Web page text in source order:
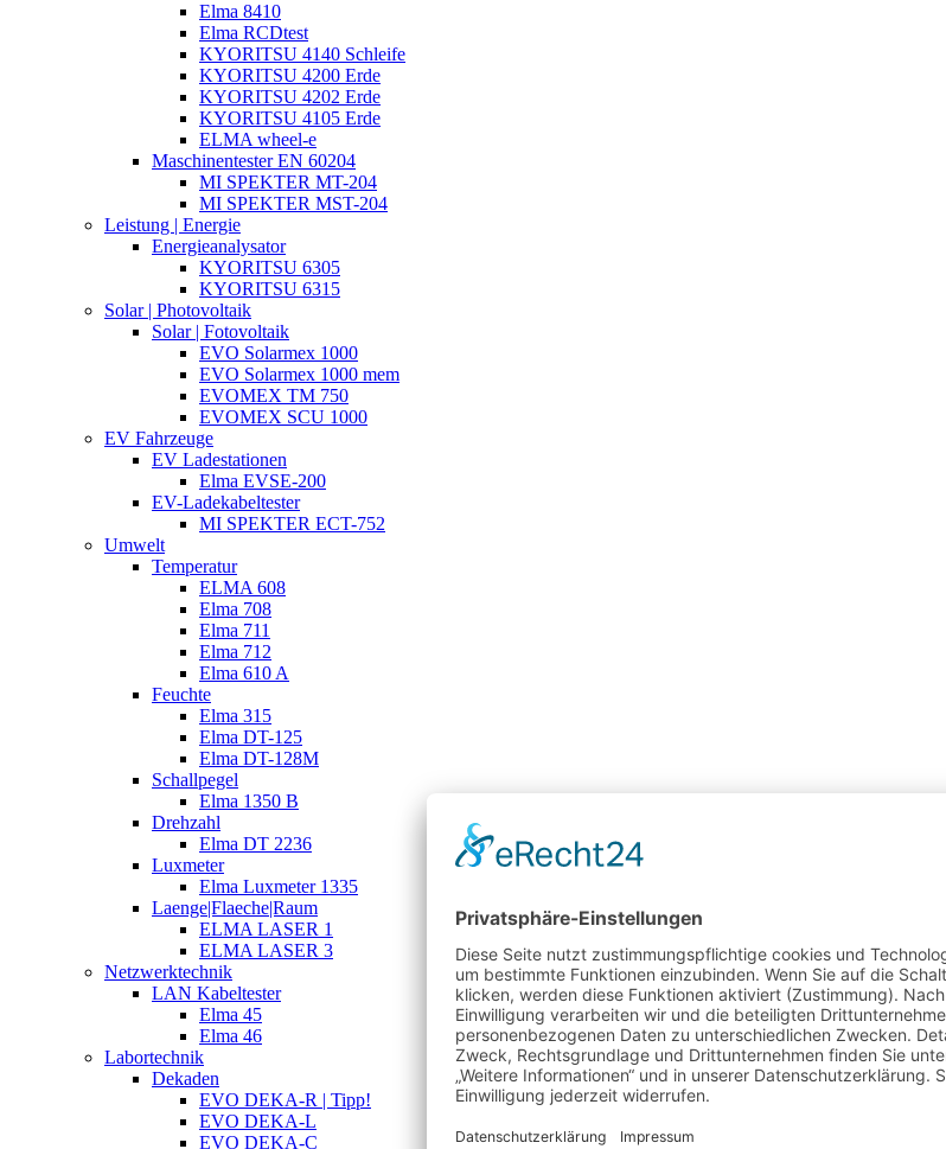
Elma 8410
Elma RCDtest
KYORITSU 4140 Schleife
KYORITSU 4200 Erde
KYORITSU 4202 Erde
KYORITSU 4105 Erde
ELMA wheel-e
Maschinentester EN 60204
MI SPEKTER MT-204
MI SPEKTER MST-204
Leistung | Energie
Energieanalysator
KYORITSU 6305
KYORITSU 6315
Solar | Photovoltaik
Solar | Fotovoltaik
EVO Solarmex 1000
EVO Solarmex 1000 mem
EVOMEX TM 750
EVOMEX SCU 1000
EV Fahrzeuge
EV Ladestationen
Elma EVSE-200
EV-Ladekabeltester
MI SPEKTER ECT-752
Umwelt
Temperatur
ELMA 608
Elma 708
Elma 711
Elma 712
Elma 610 A
Feuchte
Elma 315
Elma DT-125
Elma DT-128M
Schallpegel
Elma 1350 B
Drehzahl
Elma DT 2236
Luxmeter
Elma Luxmeter 1335
Laenge|Flaeche|Raum
ELMA LASER 1
ELMA LASER 3
Netzwerktechnik
LAN Kabeltester
Elma 45
Elma 46
Labortechnik
Dekaden
EVO DEKA-R | Tipp!
EVO DEKA-L
EVO DEKA-C